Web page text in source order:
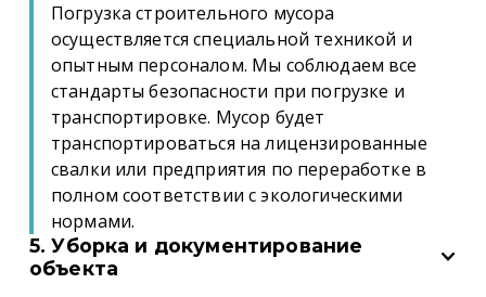
Погрузка строительного мусора
осуществляется специальной техникой и
опытным персоналом. Мы соблюдаем все
стандарты безопасности при погрузке и
транспортировке. Мусор будет
транспортироваться на лицензированные
свалки или предприятия по переработке в
полном соответствии с экологическими
нормами.
5. Уборка и документирование
объекта